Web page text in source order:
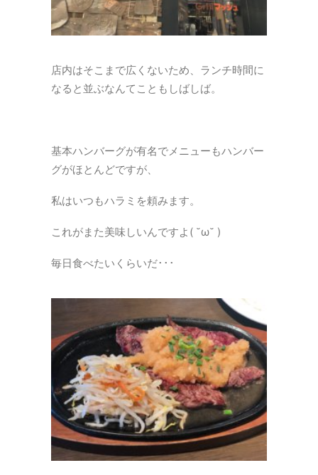
店内はそこまで広くないため、ランチ時間に
なると並ぶなんてこともしばしば。
基本ハンバーグが有名でメニューもハンバー
グがほとんどですが、
私はいつもハラミを頼みます。
これがまた美味しいんですよ( ˘ω˘ )
毎日食べたいくらいだ･･･